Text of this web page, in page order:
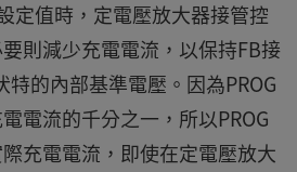
定值時，定電壓放大器接管控
則減少充電電流，以保持FB接
的內部基準電壓。因為PROG
電流的千分之一，所以PROG
充電電流，即使在定電壓放大